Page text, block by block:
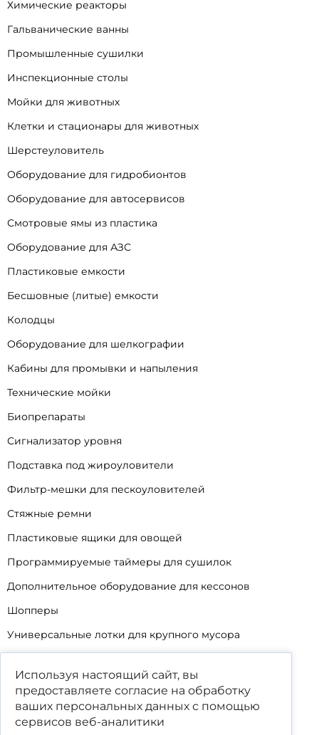
Химические реакторы
Гальванические ванны
Промышленные сушилки
Инспекционные столы
Мойки для животных
Клетки и стационары для животных
Шерстеуловитель
Оборудование для гидробионтов
Оборудование для автосервисов
Смотровые ямы из пластика
Оборудование для АЗС
Пластиковые емкости
Бесшовные (литые) емкости
Колодцы
Оборудование для шелкографии
Кабины для промывки и напыления
Технические мойки
Биопрепараты
Сигнализатор уровня
Подставка под жироуловители
Фильтр-мешки для пескоуловителей
Стяжные ремни
Пластиковые ящики для овощей
Программируемые таймеры для сушилок
Дополнительное оборудование для кессонов
Шопперы
Универсальные лотки для крупного мусора
Уцененные товары
Используя настоящий сайт, вы
предоставляете согласие на обработку
ваших персональных данных с помощью
сервисов веб-аналитики